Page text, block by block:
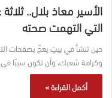
الأسير معاذ بلال..
التي التهمت صحته
حين تنشأ في بيتٍ يعجّ بصفحات
وكرامة شعبك، وأن تكون سببًا
أكمل القراءة »